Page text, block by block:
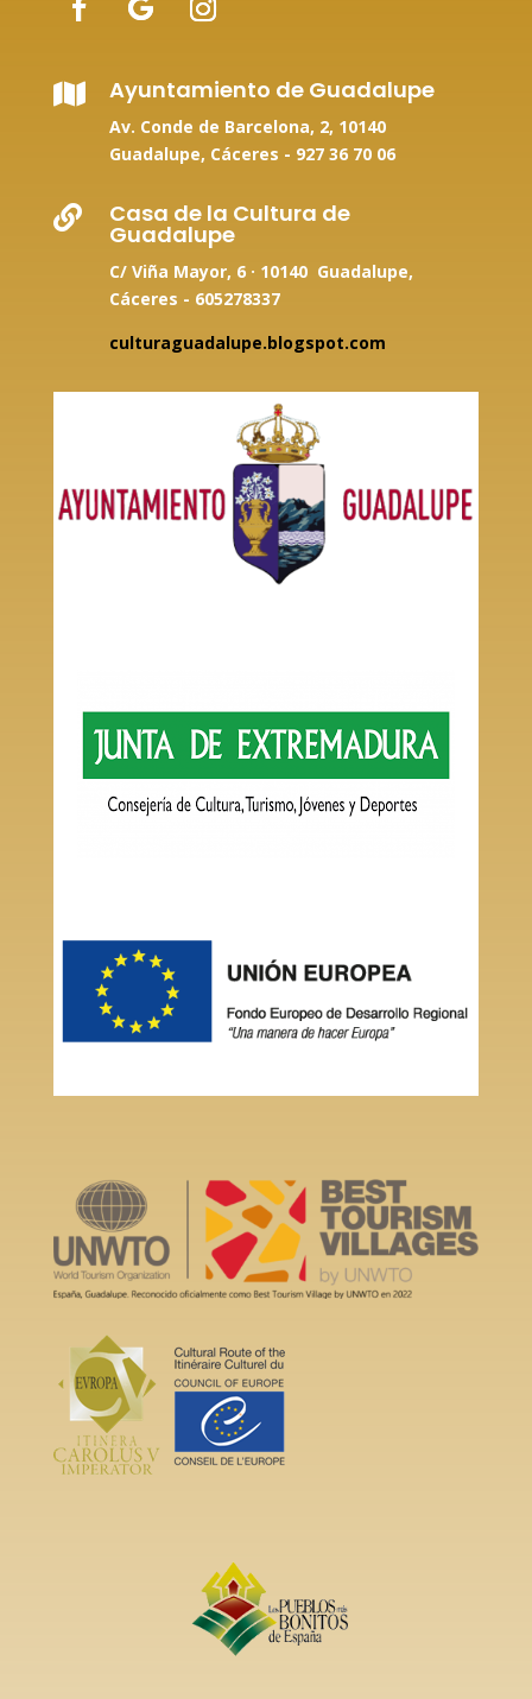
 Ayuntamiento de Guadalupe
Av. Conde de Barcelona, 2, 10140
Guadalupe, Cáceres - 927 36 70 06
 Casa de la Cultura de
Guadalupe
C/ Viña Mayor, 6 · 10140 Guadalupe,
Cáceres - 605278337
culturaguadalupe.blogspot.com